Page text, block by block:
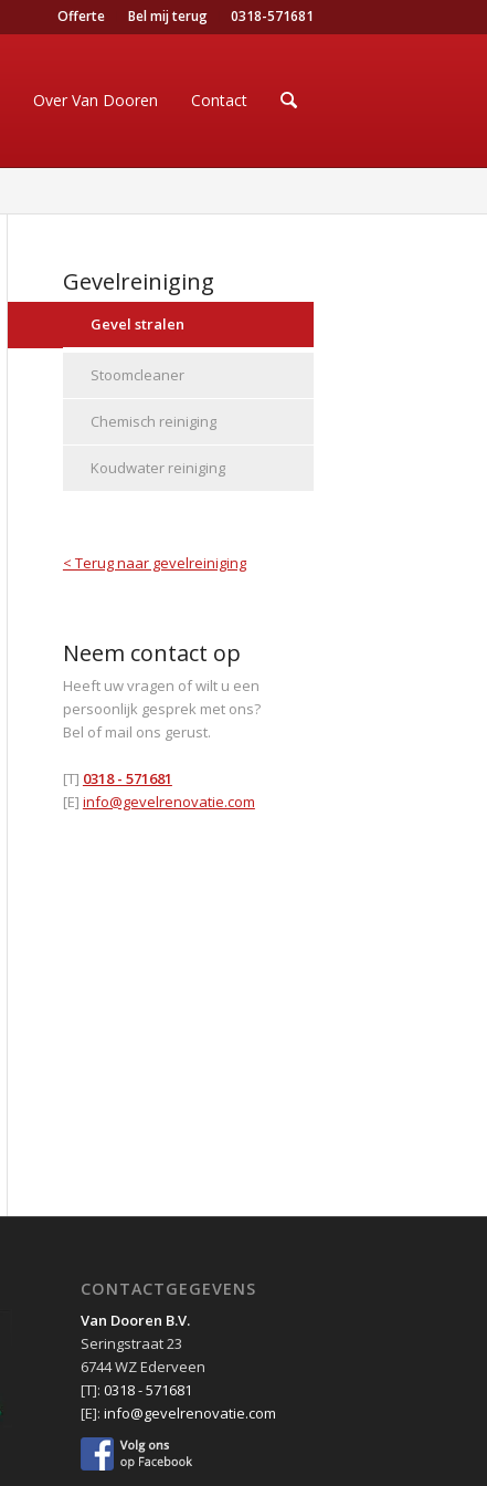
Offerte Bel mij terug 0318-571681
Over Van Dooren Contact
Gevelreiniging
Gevel stralen
Stoomcleaner
Chemisch reiniging
Koudwater reiniging
< Terug naar gevelreiniging
Neem contact op
Heeft uw vragen of wilt u een
persoonlijk gesprek met ons?
Bel of mail ons gerust.
[T] 0318 - 571681
[E] info@gevelrenovatie.com
CONTACTGEGEVENS
Van Dooren B.V.
Seringstraat 23
6744 WZ Ederveen
[T]: 0318 - 571681
[E]: info@gevelrenovatie.com